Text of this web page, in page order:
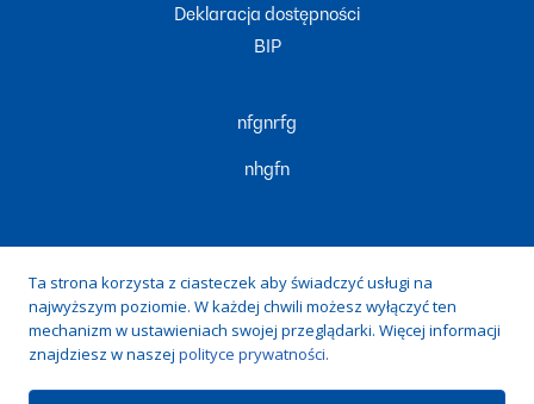
Deklaracja dostępności
BIP
nfgnrfg
nhgfn
Zduńska Woda, ul. prof. Tadeusza Kobusiewicza 20, 98-220
Zduńska Wola
Ta strona korzysta z ciasteczek aby świadczyć usługi na
najwyższym poziomie. W każdej chwili możesz wyłączyć ten
mechanizm w ustawieniach swojej przeglądarki. Więcej informacji
znajdziesz w naszej polityce prywatności.